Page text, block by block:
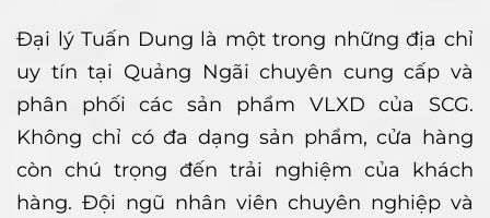
Đại lý Tuấn Dung là một trong những địa chỉ
uy tín tại Quảng Ngãi chuyên cung cấp và
phân phối các sản phẩm VLXD của SCG.
Không chỉ có đa dạng sản phẩm, cửa hàng
còn chú trọng đến trải nghiệm của khách
hàng. Đội ngũ nhân viên chuyên nghiệp và